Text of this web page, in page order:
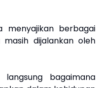
menyajikan berbagai
dijalankan oleh
bagaimana